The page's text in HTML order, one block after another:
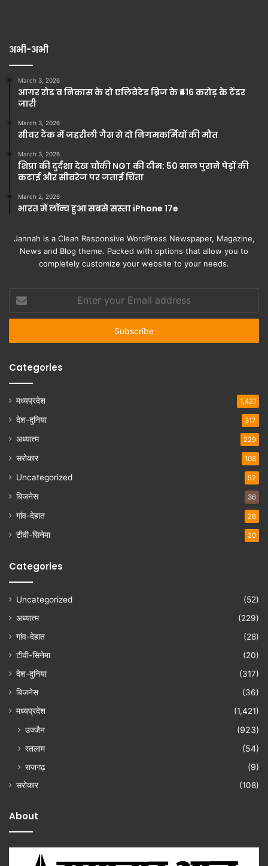
अभी-अभी
March 3, 2026
आगर रोड व निकास के दो एलिवेटेड ब्रिज के ₹416 करोड़ के टेंडर
जारी
March 3, 2026
सीवर टैंक में जहरीली गैस से दो निगमकर्मियों की मौत
March 3, 2026
शिप्रा की दुर्दशा देख चौंकी NGT की टीम: 50 साल पुराने पेड़ों की
कटाई और सीवरेज पर जताई चिंता
March 2, 2026
भारत में लॉन्च हुआ सबसे सस्ता iPhone 17e
Jannah is a Clean Responsive WordPress Newspaper, Magazine,
News and Blog theme. Packed with options that allow you to
completely customize your website to your needs.
your
Email
Categories
मध्यप्रदेश 1,421
देश-दुनिया 317
अध्यात्म 229
सरोकार 108
Uncategorized 52
बिजनेस 36
गांव-देहात 28
टीवी-सिनेमा 20
Categories
Uncategorized
(52)
अध्यात्म
(229)
गांव-देहात
(28)
टीवी-सिनेमा
(20)
देश-दुनिया
(317)
बिजनेस
(36)
मध्यप्रदेश
(1,421)
उज्जैन
(923)
रतलाम
(54)
राजगढ़
(9)
सरोकार (108)
About